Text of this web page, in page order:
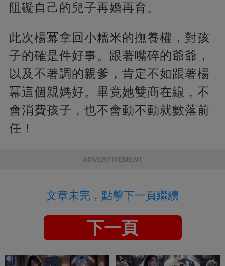
阻礙自己的兒子再婚再育。
此次楊冪拿回小糯米的撫養權，對孩
子的確是件好事。跟著嘴碎的爺爺，
以及不著調的親爹，肯定不如跟著楊
冪這個親媽好。畢竟她雙商在線，不
會消費孩子，也不會動不動就數落前
任！
ADVERTISEMENT
文章未完，點擊下一頁繼續
下一頁